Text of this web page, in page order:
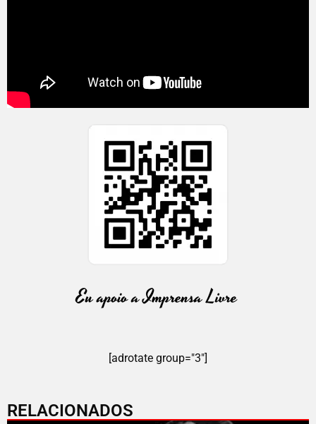
[adrotate group="3"]
RELACIONADOS